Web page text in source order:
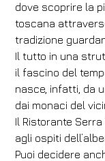
dove scoprire la
toscana
tradizione
Il tutto in una
il fascino del
nasce, infatti, da
dai monaci del
Il Ristorante
agli ospiti
Puoi decidere